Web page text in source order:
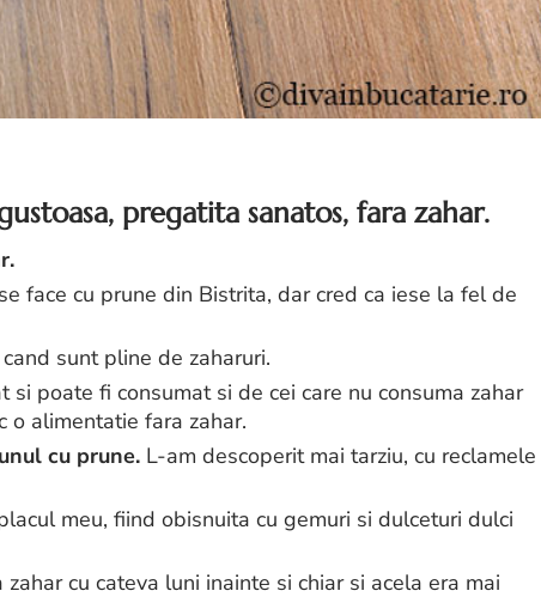
pregatita sanatos, fara zahar.
se face cu prune din Bistrita, dar cred ca iese la fel de
sunt pline de zaharuri.
poate fi consumat si de cei care nu consuma zahar
o alimentatie fara zahar.
cu prune. L-am descoperit mai tarziu, cu reclamele
meu, fiind obisnuita cu gemuri si dulceturi dulci
cu cateva luni inainte si chiar si acela era mai